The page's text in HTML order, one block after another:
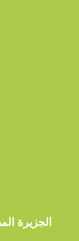
الجزيرة المفقودة 2 في